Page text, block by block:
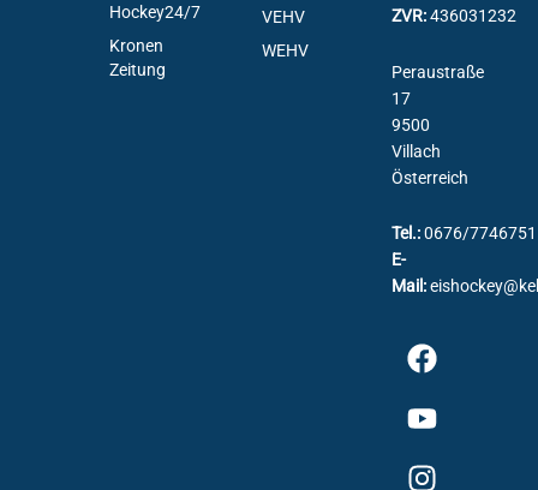
Hockey24/7
Kronen
Zeitung
VEHV
WEHV
ZVR:436031232
Peraustraße
17
9500
Villach
Österreich
Tel.:0676/7746751
E-
Mail: